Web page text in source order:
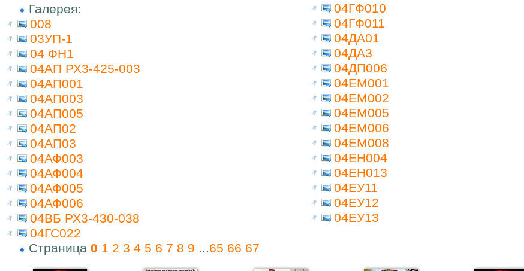
Галерея:
008
03УП-1
04 ФН1
04АП РХ3-425-003
04АП001
04АП003
04АП005
04АП02
04АП03
04АФ003
04АФ004
04АФ005
04АФ006
04ВБ РХ3-430-038
04ГС022
04ГФ010
04ГФ011
04ДА01
04ДА3
04ДП006
04ЕМ001
04ЕМ002
04ЕМ005
04ЕМ006
04ЕМ008
04ЕН004
04ЕН013
04ЕУ11
04ЕУ12
04ЕУ13
Страница 0 1 2 3 4 5 6 7 8 9 65 66 67